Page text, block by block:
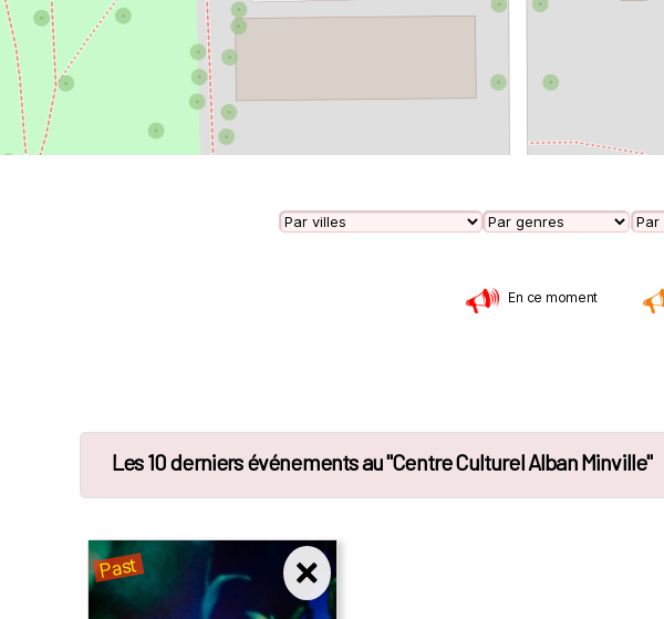
En ce moment
Les 10 derniers événements au "Centre Culturel Alban Minville"
Past